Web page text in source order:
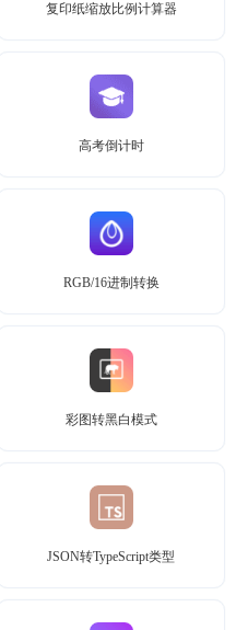
复印纸缩放比例计算器
高考倒计时
RGB/16进制转换
彩图转黑白模式
JSON转TypeScript类型